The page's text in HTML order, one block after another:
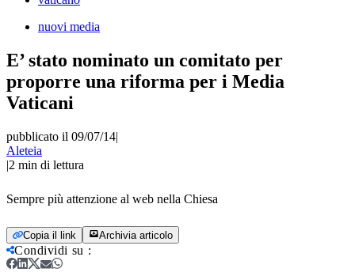
nuovi media
E’ stato nominato un comitato per
proporre una riforma per i Media
Vaticani
pubblicato il 09/07/14|
Aleteia
|2 min di lettura
Sempre più attenzione al web nella Chiesa
Copia il link Archivia articolo
Condividi su :